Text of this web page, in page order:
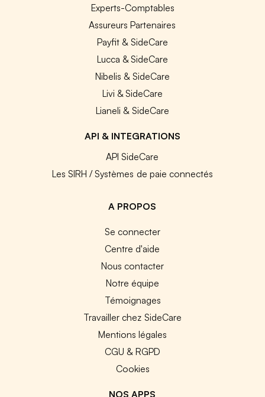
Experts-Comptables
Assureurs Partenaires
Payfit & SideCare
Lucca & SideCare
Nibelis & SideCare
Livi & SideCare
Lianeli & SideCare
API & INTEGRATIONS
API SideCare
Les SIRH / Systèmes de paie connectés
A PROPOS
Se connecter
Centre d'aide
Nous contacter
Notre équipe
Témoignages
Travailler chez SideCare
Mentions légales
CGU & RGPD
Cookies
NOS APPS